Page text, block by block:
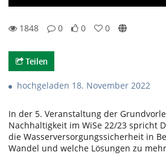
1848
0
0
0
Teilen
hochgeladen 18. November 2022
In der 5. Veranstaltung der
Nachhaltigkeit im WiSe 22/23 spricht
die Wasserversorgungssicherheit in
Wandel und welche Lösungen zu